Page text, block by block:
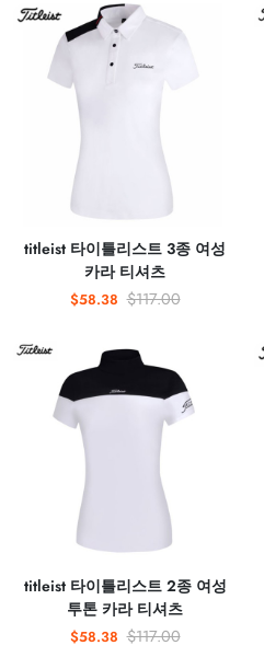
titleist 타이틀리스트 3종 여성
카라 티셔츠
$58.38 $117.00
titleist 타이틀리스트 2종 여성
투톤 카라 티셔츠
$58.38 $117.00